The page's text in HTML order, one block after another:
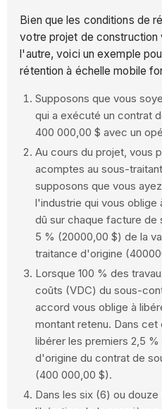
Bien que les conditions de
votre projet de construction
l'autre, voici un exemple
rétention à échelle mobile
Supposons que vous
qui a exécuté un contrat
400 000,00 $ avec un
Au cours du projet, vous
acomptes au sous-
supposons que vous
l'industrie qui vous oblige
dû sur chaque facture
5 % (20000,00 $) de la
traitance d'origine
Lorsque 100 % des
coûts (VDC) du sous-
accord vous oblige à
montant retenu. Dans
libérer les premiers 2,5
d'origine du contrat de
(400 000,00 $).
Dans les six (6) ou douze